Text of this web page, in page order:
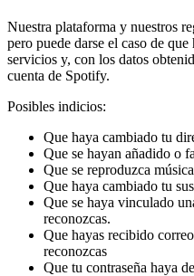
Nuestra plataforma y nuestros
pero puede darse el caso de
servicios y, con los datos
cuenta de Spotify.
Posibles indicios:
Que haya cambiado tu
Que se hayan añadido o
Que se reproduzca
Que haya cambiado tu
Que se haya vinculado
reconozcas.
Que hayas recibido
reconozcas
Que tu contraseña haya